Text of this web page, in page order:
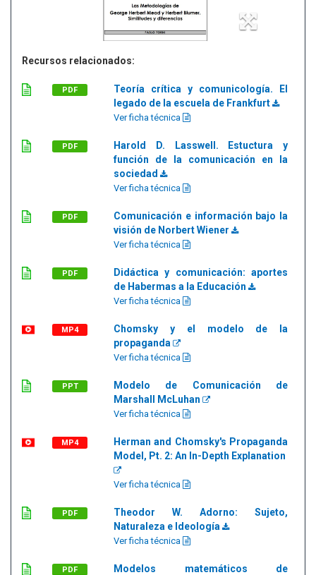
Recursos relacionados:
PDF
Teoría crítica y comunicología. El
legado de la escuela de Frankfurt
Ver ficha técnica
PDF
Harold D. Lasswell. Estuctura y
función de la comunicación en la
sociedad
Ver ficha técnica
PDF
Comunicación e información bajo la
visión de Norbert Wiener
Ver ficha técnica
PDF
Didáctica y comunicación: aportes
de Habermas a la Educación
Ver ficha técnica
MP4
Chomsky y el modelo de la
propaganda
Ver ficha técnica
PPT
Modelo de Comunicación de
Marshall McLuhan
Ver ficha técnica
MP4
Herman and Chomsky's Propaganda
Model, Pt. 2: An In-Depth Explanation
Ver ficha técnica
PDF
Theodor W. Adorno: Sujeto,
Naturaleza e Ideología
Ver ficha técnica
PDF
Modelos matemáticos de